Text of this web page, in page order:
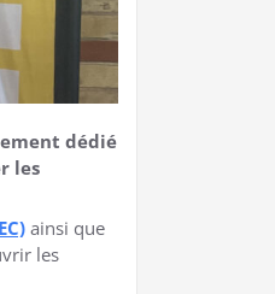
dédié
les
ainsi que
les